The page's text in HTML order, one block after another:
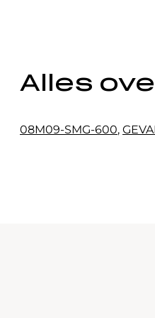
Alles
08M09-SMG-600,